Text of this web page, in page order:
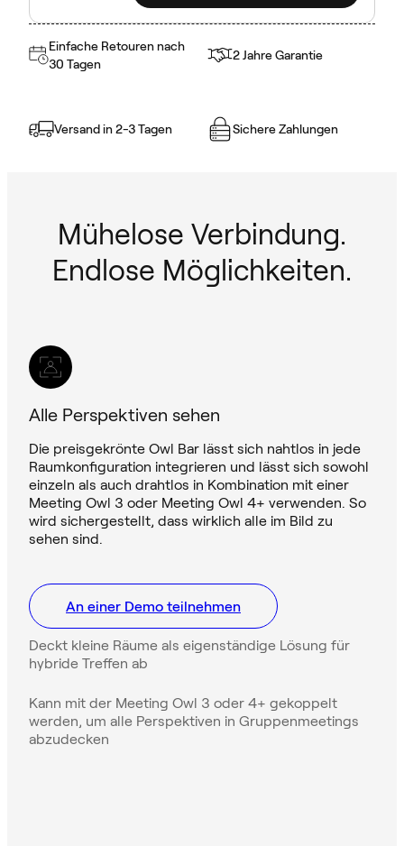
Einfache Retouren nach
30 Tagen
2 Jahre Garantie
Versand in 2-3 Tagen Sichere Zahlungen
Mühelose Verbindung.
Endlose Möglichkeiten.
Alle Perspektiven sehen
Die preisgekrönte Owl Bar lässt sich nahtlos in jede
Raumkonfiguration integrieren und lässt sich sowohl
einzeln als auch drahtlos in Kombination mit einer
Meeting Owl 3 oder Meeting Owl 4+ verwenden. So
wird sichergestellt, dass wirklich alle im Bild zu
sehen sind.
An einer Demo teilnehmen
Deckt kleine Räume als eigenständige Lösung für
hybride Treffen ab
Kann mit der Meeting Owl 3 oder 4+ gekoppelt
werden, um alle Perspektiven in Gruppenmeetings
abzudecken